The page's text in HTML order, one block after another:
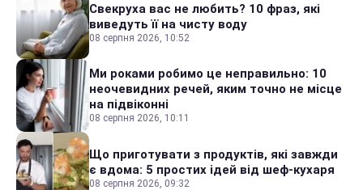
Свекруха вас не любить? 10 фраз, які
виведуть її на чисту воду
08 серпня 2026, 10:52
Ми роками робимо це неправильно: 10
неочевидних речей, яким точно не місце
на підвіконні
08 серпня 2026, 10:11
Що приготувати з продуктів, які завжди
є вдома: 5 простих ідей від шеф-кухаря
08 серпня 2026, 09:32